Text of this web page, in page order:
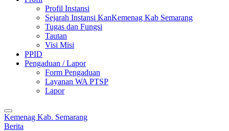
Profil Instansi
Sejarah Instansi KanKemenag Kab Semarang
Tugas dan Fungsi
Tautan
Visi Misi
PPID
Pengaduan / Lapor
Form Pengaduan
Layanan WA PTSP
Lapor
Kemenag Kab. Semarang
Berita